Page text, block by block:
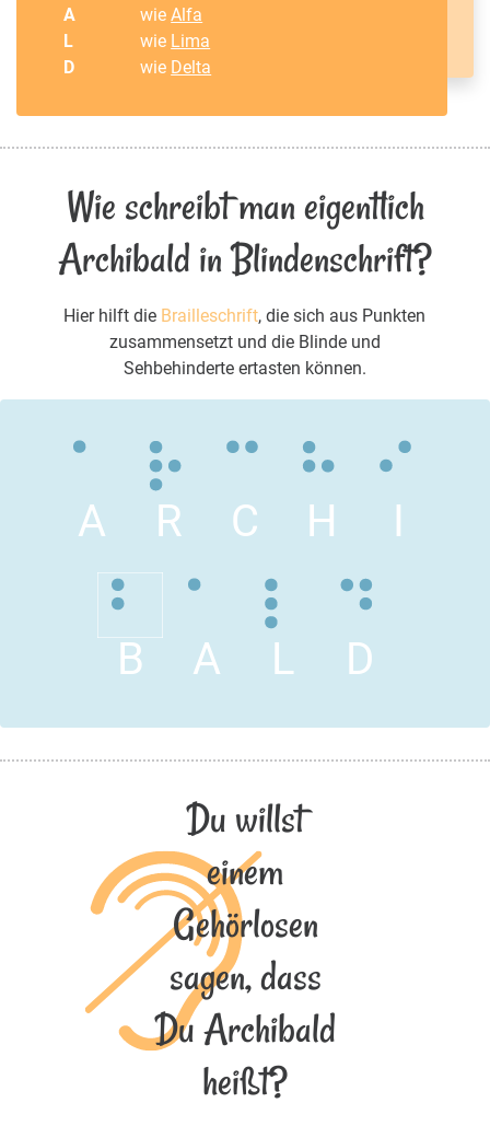
A
wieAlfa
L
wie Lima
D
wie Delta
Wie schreibt man eigentlich
Archibald in Blindenschrift?
Hier hilft die Brailleschrift, die sich aus Punkten
zusammensetzt und die Blinde und
Sehbehinderte ertasten können.
A R C H I
B A L D
Du willst
einem
Gehörlosen
sagen, dass
Du Archibald
heißt?